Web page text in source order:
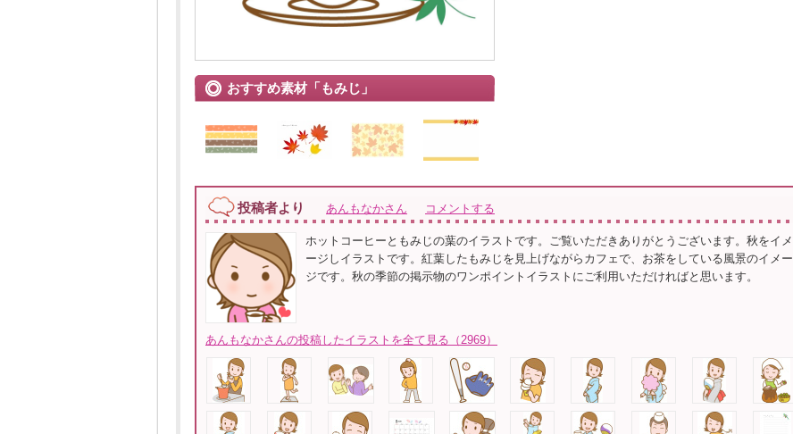
おすすめ素材「もみじ」
投稿者より あんもなかさん コメントする
ホットコーヒーともみじの葉のイラストです。ご覧いただきありがとうございます。秋をイメ
ージしイラストです。紅葉したもみじを見上げながらカフェで、お茶をしている風景のイメー
ジです。秋の季節の掲示物のワンポイントイラストにご利用いただければと思います。
あんもなかさんの投稿したイラストを全て見る（2969）